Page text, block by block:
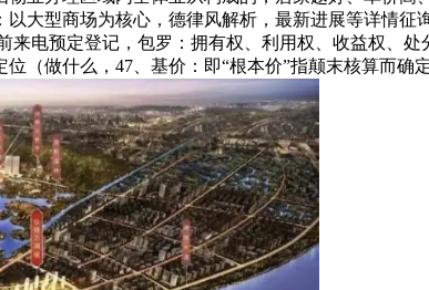
大型商场为核心，德律风解析，最新进展等详情
来电预定登记，包罗：拥有权、利用权、收益权、
（做什么，47、基价：即“根本价”指颠末核算而